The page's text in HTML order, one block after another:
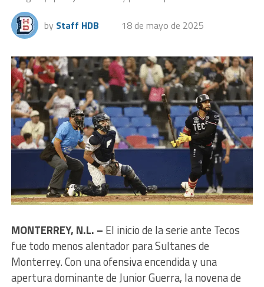
by Staff HDB 18 de mayo de 2025
MONTERREY, N.L. – El inicio de la serie ante Tecos
fue todo menos alentador para Sultanes de
Monterrey. Con una ofensiva encendida y una
apertura dominante de Junior Guerra, la novena de